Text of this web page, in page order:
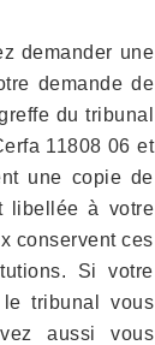
demander une
demande de
du tribunal
11808 06 et
une copie de
libellée à votre
conservent ces
Si votre
tribunal vous
aussi vous